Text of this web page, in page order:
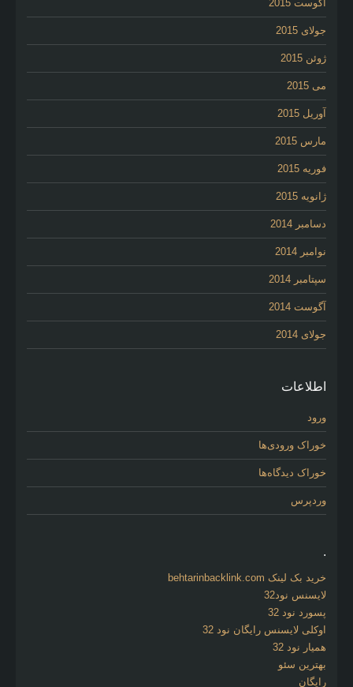
آگوست 2015
جولای 2015
ژوئن 2015
می 2015
آوریل 2015
مارس 2015
فوریه 2015
ژانویه 2015
دسامبر 2014
نوامبر 2014
سپتامبر 2014
آگوست 2014
جولای 2014
اطلاعات
ورود
خوراک ورودی‌ها
خوراک دیدگاه‌ها
وردپرس
.
خرید بک لینک behtarinbacklink.com
لایسنس نود32
پسورد نود 32
اوکلی لایسنس رایگان نود 32
همیار نود 32
بهترین سئو
رایگان